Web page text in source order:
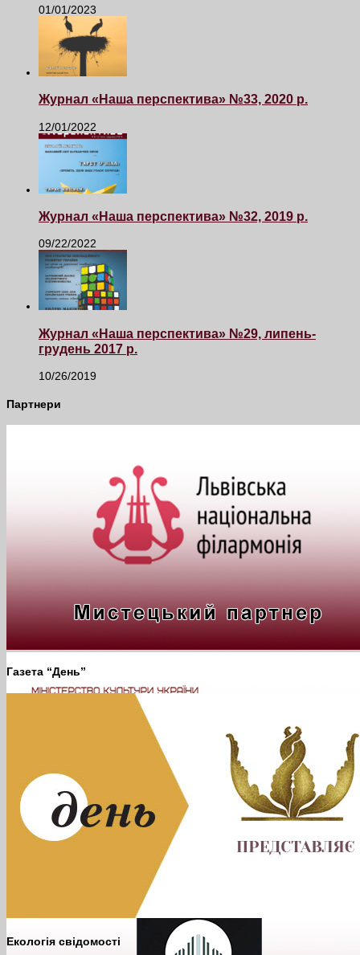
01/01/2023
Журнал «Наша перспектива» №33, 2020 р.
12/01/2022
Журнал «Наша перспектива» №32, 2019 р.
09/22/2022
Журнал «Наша перспектива» №29, липень-
грудень 2017 р.
10/26/2019
Партнери
Газета “День”
Екологія свідомості